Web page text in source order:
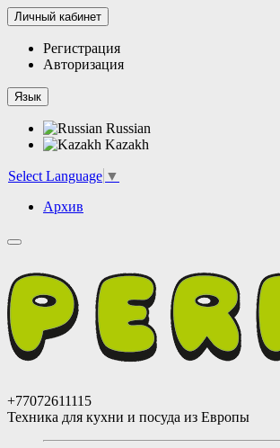
Личный кабинет
Регистрация
Авторизация
Язык
Russian
Kazakh
Select Language ▼
Архив
+77072611115
Техника для кухни и посуда из Европы